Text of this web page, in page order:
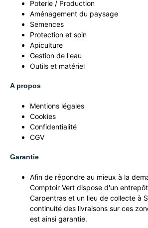
Poterie / Production
Aménagement du paysage
Semences
Protection et soin
Apiculture
Gestion de l'eau
Outils et matériel
A propos
Mentions légales
Cookies
Confidentialité
CGV
Garantie
Afin de répondre au mieux à la
Comptoir Vert dispose d'un
Carpentras et un lieu de collecte à
continuité des livraisons sur ces
est ainsi garantie.